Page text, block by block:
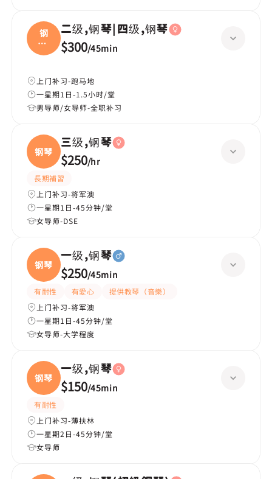
钢
琴|
四级
二级,钢琴|四级,钢琴
$300/45min
上门补习-跑马地
一星期1日-1.5小时/堂
男导师/女导师-全职补习
钢琴
三级,钢琴
$250/hr
長期補習
上门补习-将军澳
一星期1日-45分钟/堂
女导师-DSE
钢琴
一级,钢琴
$250/45min
有耐性 有愛心
提供教琴（音樂）
上门补习-将军澳
一星期1日-45分钟/堂
女导师-大学程度
钢琴
一级,钢琴
$150/45min
有耐性
上门补习-薄扶林
一星期2日-45分钟/堂
女导师